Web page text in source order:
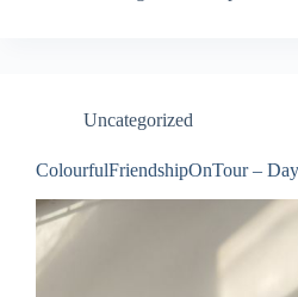
Uncategorized
ColourfulFriendshipOnTour –